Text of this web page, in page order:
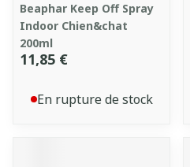
Beaphar Keep Off Spray
Indoor Chien&chat
200ml
11,85 €
En rupture de stock